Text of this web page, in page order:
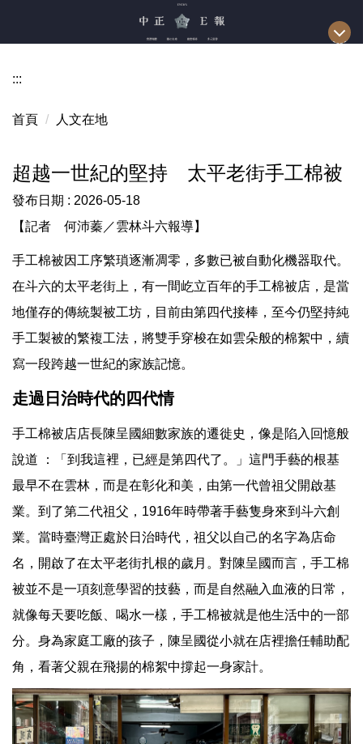
區
:::
首頁 人文在地
超越一世紀的堅持 太平老街手工棉被
發布日期 : 2026-05-18
【記者 何沛蓁／雲林斗六報導】
手工棉被因工序繁瑣逐漸凋零，多數已被自動化機器取代。
在斗六的太平老街上，有一間屹立百年的手工棉被店，是當
地僅存的傳統製被工坊，目前由第四代接棒，至今仍堅持純
手工製被的繁複工法，將雙手穿梭在如雲朵般的棉絮中，續
寫一段跨越一世紀的家族記憶。
走過日治時代的四代情
手工棉被店店長陳呈國細數家族的遷徙史，像是陷入回憶般
說道 ：「到我這裡，已經是第四代了。」這門手藝的根基
最早不在雲林，而是在彰化和美，由第一代曾祖父開啟基
業。到了第二代祖父，1916年時帶著手藝隻身來到斗六創
業。當時臺灣正處於日治時代，祖父以自己的名字為店命
名，開啟了在太平老街扎根的歲月。對陳呈國而言，手工棉
被並不是一項刻意學習的技藝，而是自然融入血液的日常，
就像每天要吃飯、喝水一樣，手工棉被就是他生活中的一部
分。身為家庭工廠的孩子，陳呈國從小就在店裡擔任輔助配
角，看著父親在飛揚的棉絮中撐起一身家計。